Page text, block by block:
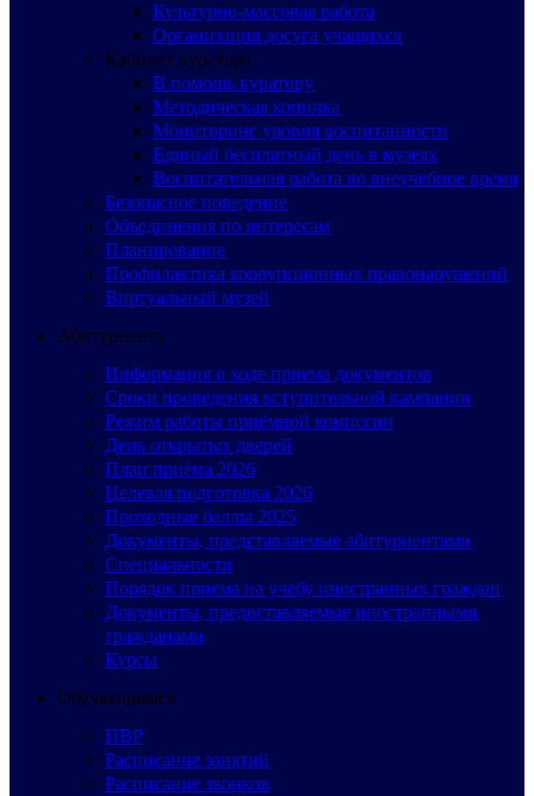
Культурно-массовая работа
Организация досуга учащихся
Кабинет куратора
В помощь куратору
Методическая копилка
Мониторинг уровня воспитанности
Единый бесплатный день в музеях
Воспитательная работа во внеучебное время
Безопасное поведение
Объединения по интересам
Планирование
Профилактика коррупционных правонарушений
Виртуальный музей
Абитуриенту
Информация о ходе приема документов
Сроки проведения вступительной кампании
Режим работы приёмной комиссии
День открытых дверей
План приёма 2026
Целевая подготовка 2026
Проходные баллы 2025
Документы, представляемые абитуриентами
Специальности
Порядок приема на учебу иностранных граждан
Документы, предоставляемые иностранными
гражданами
Курсы
Обучающимся
ПВР
Расписание занятий
Расписание звонков